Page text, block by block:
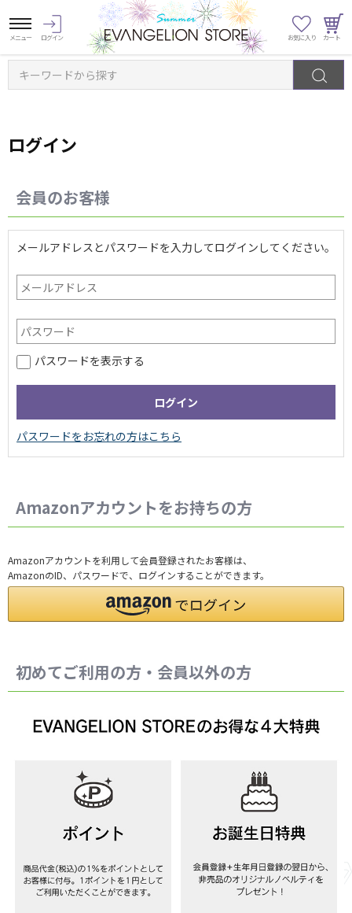
キーワードから探す
ログイン
会員のお客様
メールアドレスとパスワードを入力してログインしてください。
パスワードを表示する
Amazonアカウントをお持ちの方
Amazonアカウントを利用して会員登録されたお客様は、
AmazonのID、パスワードで、ログインすることができます。
初めてご利用の方・会員以外の方